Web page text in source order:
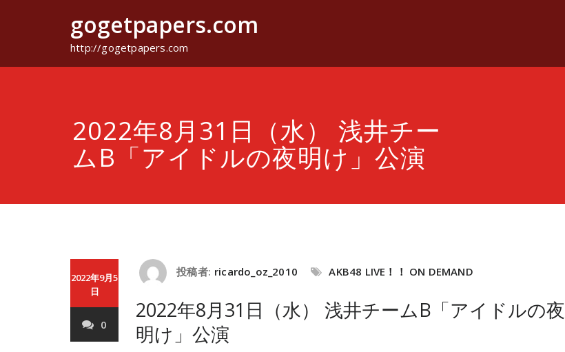
gogetpapers.com
http://gogetpapers.com
2022年8月31日（水） 浅井チー
ムB「アイドルの夜明け」公演
2022年9月5
日
0
投稿者: ricardo_oz_2010 AKB48 LIVE！！ ON DEMAND
2022年8月31日（水） 浅井チームB「アイドルの夜
明け」公演